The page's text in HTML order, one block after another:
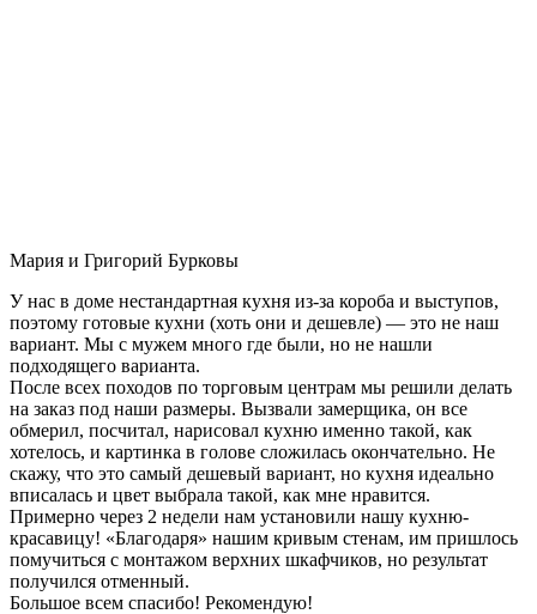
Мария и Григорий Бурковы
У нас в доме нестандартная кухня из-за короба и выступов,
поэтому готовые кухни (хоть они и дешевле) — это не наш
вариант. Мы с мужем много где были, но не нашли
подходящего варианта.
После всех походов по торговым центрам мы решили делать
на заказ под наши размеры. Вызвали замерщика, он все
обмерил, посчитал, нарисовал кухню именно такой, как
хотелось, и картинка в голове сложилась окончательно. Не
скажу, что это самый дешевый вариант, но кухня идеально
вписалась и цвет выбрала такой, как мне нравится.
Примерно через 2 недели нам установили нашу кухню-
красавицу! «Благодаря» нашим кривым стенам, им пришлось
помучиться с монтажом верхних шкафчиков, но результат
получился отменный.
Большое всем спасибо! Рекомендую!